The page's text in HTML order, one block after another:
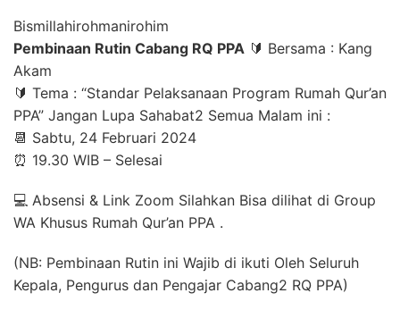
Bismillahirohmanirohim
Pembinaan Rutin Cabang RQ PPA 🔰 Bersama : Kang
Akam
🔰 Tema : “Standar Pelaksanaan Program Rumah Qur’an
PPA” Jangan Lupa Sahabat2 Semua Malam ini :
📆 Sabtu, 24 Februari 2024
⏰ 19.30 WIB – Selesai
💻 Absensi & Link Zoom Silahkan Bisa dilihat di Group
WA Khusus Rumah Qur’an PPA .
(NB: Pembinaan Rutin ini Wajib di ikuti Oleh Seluruh
Kepala, Pengurus dan Pengajar Cabang2 RQ PPA)